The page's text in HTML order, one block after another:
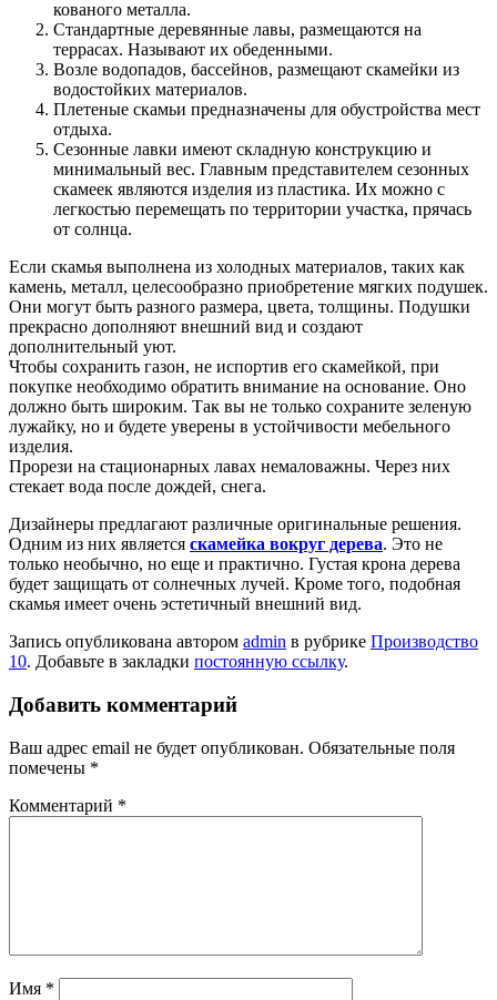
кованого металла.
Стандартные деревянные лавы, размещаются на
террасах. Называют их обеденными.
Возле водопадов, бассейнов, размещают скамейки из
водостойких материалов.
Плетеные скамьи предназначены для обустройства мест
отдыха.
Сезонные лавки имеют складную конструкцию и
минимальный вес. Главным представителем сезонных
скамеек являются изделия из пластика. Их можно с
легкостью перемещать по территории участка, прячась
от солнца.
Если скамья выполнена из холодных материалов, таких как
камень, металл, целесообразно приобретение мягких подушек.
Они могут быть разного размера, цвета, толщины. Подушки
прекрасно дополняют внешний вид и создают
дополнительный уют.
Чтобы сохранить газон, не испортив его скамейкой, при
покупке необходимо обратить внимание на основание. Оно
должно быть широким. Так вы не только сохраните зеленую
лужайку, но и будете уверены в устойчивости мебельного
изделия.
Прорези на стационарных лавах немаловажны. Через них
стекает вода после дождей, снега.
Дизайнеры предлагают различные оригинальные решения.
Одним из них является скамейка вокруг дерева. Это не
только необычно, но еще и практично. Густая крона дерева
будет защищать от солнечных лучей. Кроме того, подобная
скамья имеет очень эстетичный внешний вид.
Запись опубликована автором admin в рубрике Производство
10. Добавьте в закладки постоянную ссылку.
Добавить комментарий
Ваш адрес email не будет опубликован. Обязательные поля
помечены *
Комментарий *
Имя *